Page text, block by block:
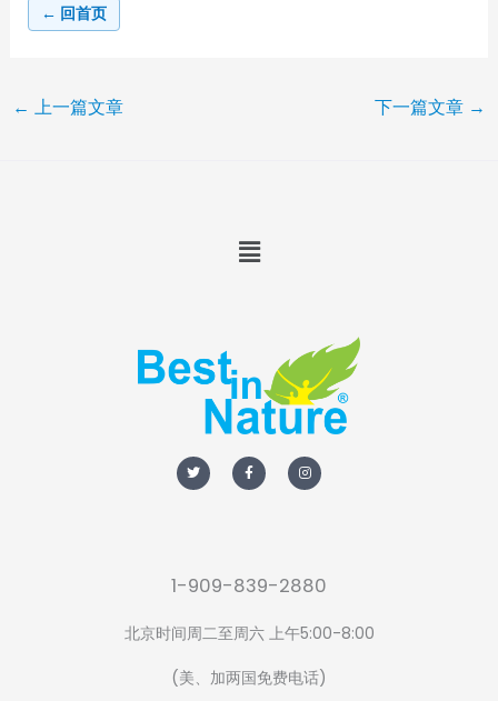
← 回首页
← 上一篇文章 下一篇文章 →
Menu
w
i
t
a
c
e
n
s
t
1-909-839-2880
北京时间周二至周六 上午5:00-8:00
(美、加两国免费电话)